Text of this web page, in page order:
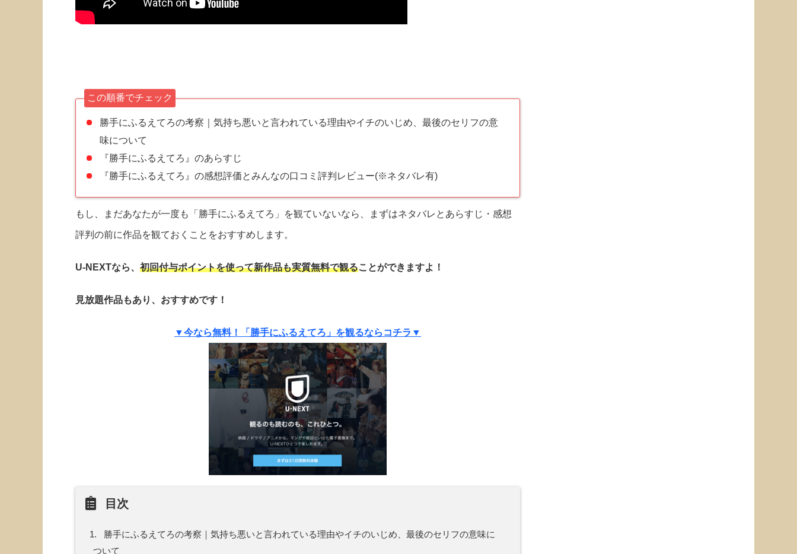
この順番でチェック
勝手にふるえてろの考察｜気持ち悪いと言われている理由やイチのいじめ、最後のセリフの意
味について
『勝手にふるえてろ』のあらすじ
『勝手にふるえてろ』の感想評価とみんなの口コミ評判レビュー(※ネタバレ有)
もし、まだあなたが一度も「勝手にふるえてろ」を観ていないなら、まずはネタバレとあらすじ・感想
評判の前に作品を観ておくことをおすすめします。
U-NEXTなら、 初回付与ポイントを使って新作品も実質無料で観ることができますよ！
見放題作品もあり、おすすめです！
▼今なら無料！「勝手にふるえてろ」を観るならコチラ▼
目次
1.
勝手にふるえてろの考察｜気持ち悪いと言われている理由やイチのいじめ、最後のセリフの意味に
ついて